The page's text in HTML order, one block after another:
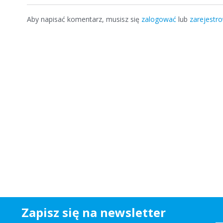
Aby napisać komentarz, musisz się zalogować lub
Zapisz się na newsletter